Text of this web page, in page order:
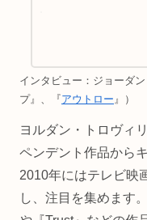
インタビュー：ジョーダ
プ』、『アウトロー 』）
ヨルダン・トロヴィ
ペンデント作品から
2010年にはテレビ映
し、注目を集めます